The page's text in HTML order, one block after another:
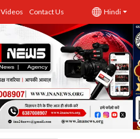
Videos Contact Us Hindi